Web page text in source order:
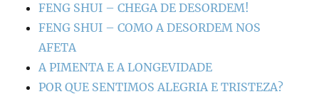
FENG SHUI – CHEGA DE DESORDEM!
FENG SHUI – COMO A DESORDEM NOS
AFETA
A PIMENTA E A LONGEVIDADE
POR QUE SENTIMOS ALEGRIA E TRISTEZA?